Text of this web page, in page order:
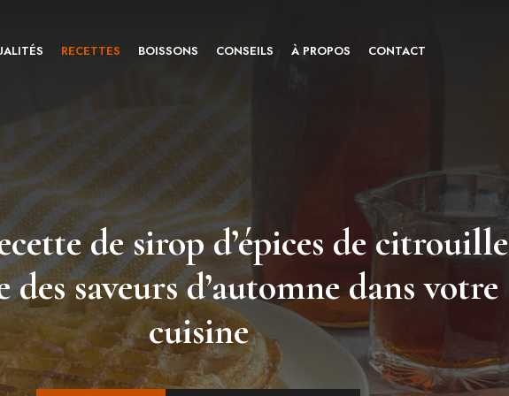
RECETTES BOISSONS CONSEILS À PROPOS CONTACT
de sirop d’épices de citrouille
des saveurs d’automne dans votre
cuisine